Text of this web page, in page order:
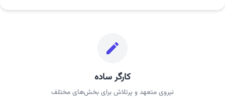
کارگر ساده
نیروی متعهد و پرتلاش برای بخش‌های مختلف